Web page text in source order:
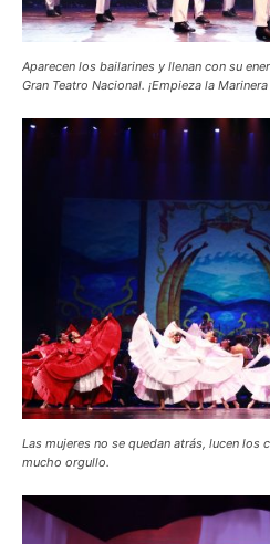
Aparecen los bailarines y llenan con su
Gran Teatro Nacional. ¡Empieza la
Las mujeres no se quedan atrás, lucen los
mucho orgullo.